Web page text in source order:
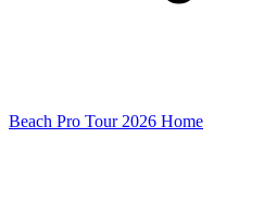
Beach Pro Tour 2026 Home